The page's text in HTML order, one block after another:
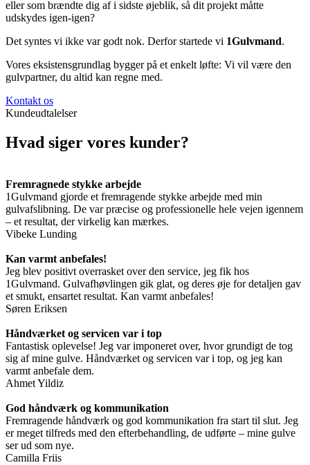
eller som brændte dig af i sidste øjeblik, så dit projekt måtte
udskydes igen-igen?
Det syntes vi ikke var godt nok. Derfor startede vi 1Gulvmand.
Vores eksistensgrundlag bygger på et enkelt løfte: Vi vil være den
gulvpartner, du altid kan regne med.
Kontakt os
Kundeudtalelser
Hvad siger vores kunder?
Fremragnede stykke arbejde
1Gulvmand gjorde et fremragende stykke arbejde med min
gulvafslibning. De var præcise og professionelle hele vejen igennem
– et resultat, der virkelig kan mærkes.
Vibeke Lunding
Kan varmt anbefales!
Jeg blev positivt overrasket over den service, jeg fik hos
1Gulvmand. Gulvafhøvlingen gik glat, og deres øje for detaljen gav
et smukt, ensartet resultat. Kan varmt anbefales!
Søren Eriksen
Håndværket og servicen var i top
Fantastisk oplevelse! Jeg var imponeret over, hvor grundigt de tog
sig af mine gulve. Håndværket og servicen var i top, og jeg kan
varmt anbefale dem.
Ahmet Yildiz
God håndværk og kommunikation
Fremragende håndværk og god kommunikation fra start til slut. Jeg
er meget tilfreds med den efterbehandling, de udførte – mine gulve
ser ud som nye.
Camilla Friis